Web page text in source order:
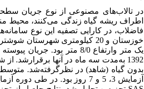
در تالاب‌های مصنوعی از نوع جریان
اطراف ریشه گیاه زندگی می‌کنند، محیط
فاضلاب، در کارایی تصفیه این نوع
خوزستان و 20 کیلومتری
یک متر وارتفاع 8/0 متر
1392 به‌مدت سه ماه در آنها